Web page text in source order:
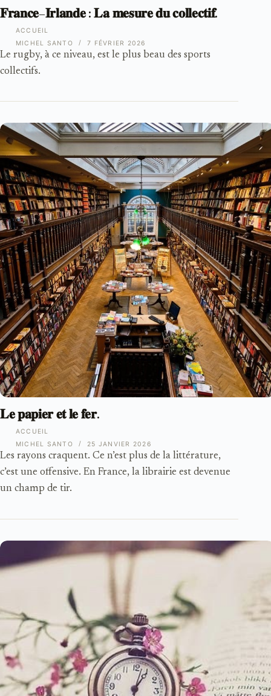
ACCUEIL
𝐅𝐫𝐚𝐧𝐜𝐞–𝐈𝐫𝐥𝐚𝐧𝐝𝐞 : 𝐋𝐚 𝐦𝐞𝐬𝐮𝐫𝐞 𝐝𝐮 𝐜𝐨𝐥𝐥𝐞𝐜𝐭𝐢𝐟.
Le rugby, à ce niveau, est le plus beau des sports
collectifs.
MICHEL SANTO 7 FÉVRIER 2026
ACCUEIL
𝐋𝐞 𝐩𝐚𝐩𝐢𝐞𝐫 𝐞𝐭 𝐥𝐞 𝐟𝐞𝐫.
Les rayons craquent. Ce n’est plus de la littérature,
c’est une offensive. En France, la librairie est devenue
un champ de tir.
MICHEL SANTO 25 JANVIER 2026